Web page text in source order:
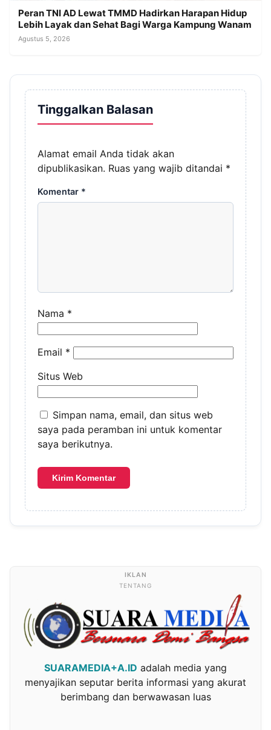
Peran TNI AD Lewat TMMD Hadirkan Harapan Hidup
Lebih Layak dan Sehat Bagi Warga Kampung Wanam
Agustus 5, 2026
Tinggalkan Balasan
Alamat email Anda tidak akan
dipublikasikan. Ruas yang wajib ditandai *
Komentar *
Nama *
Email *
Situs Web
Simpan nama, email, dan situs web
saya pada peramban ini untuk komentar
saya berikutnya.
TENTANG
SUARAMEDIA+A.ID adalah media yang
menyajikan seputar berita informasi yang akurat
berimbang dan berwawasan luas